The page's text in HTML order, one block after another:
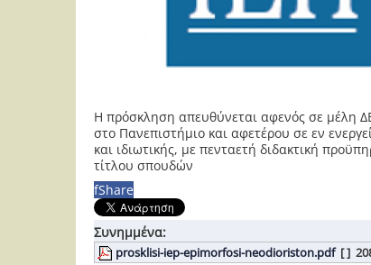
H πρόσκληση απευθύνεται αφενός σε μέλη
στο Πανεπιστήμιο και αφετέρου σε εν
και ιδιωτικής, με πενταετή διδακτική
τίτλου σπουδών
fShare
Συνημμένα:
prosklisi-iep-epimorfosi-neodioriston.pdf [ ]